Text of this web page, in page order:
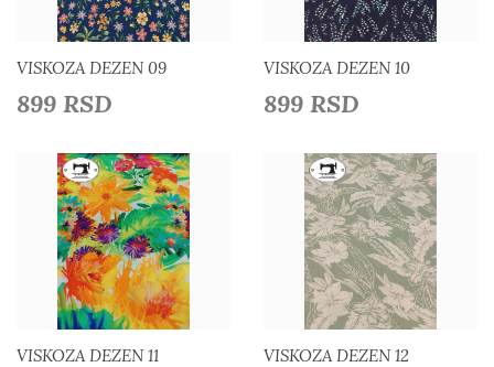
Dodaj u listu želja
VISKOZA DEZEN 09
899 RSD
Dodaj u listu želja
VISKOZA DEZEN 10
899 RSD
Detaljnije
Dodaj u listu želja
VISKOZA DEZEN 11
Detaljnije
Dodaj u listu želja
VISKOZA DEZEN 12